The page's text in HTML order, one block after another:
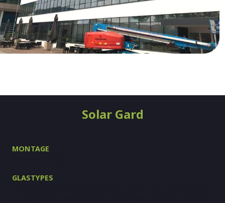
Solar Gard
MONTAGE
GLASTYPES